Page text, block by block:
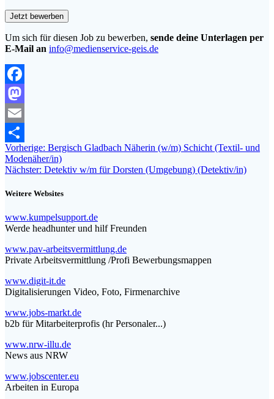
Um sich für diesen Job zu bewerben, sende deine Unterlagen per
E-Mail an info@medienservice-geis.de
Facebook
Mastodon
Email
Teilen
Beitragsnavigation
Vorherige: Vorheriger
Beitrag:
Bergisch Gladbach Näherin (w/m) Schicht (Textil- und
Modenäher/in)
Nächster: Nächster
Detektiv w/m für Dorsten (Umgebung) (Detektiv/in)
Weitere Websites
www.kumpelsupport.de
Werde headhunter und hilf Freunden
www.pav-arbeitsvermittlung.de
Private Arbeitsvermittlung /Profi Bewerbungsmappen
www.digit-it.de
Digitalisierungen Video, Foto, Firmenarchive
www.jobs-markt.de
b2b für Mitarbeiterprofis (hr Personaler...)
www.nrw-illu.de
News aus NRW
www.jobscenter.eu
Arbeiten in Europa